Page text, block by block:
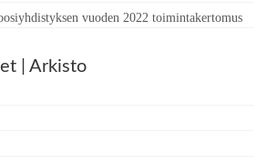
vuoden 2022 toimintakertomus
| Arkisto